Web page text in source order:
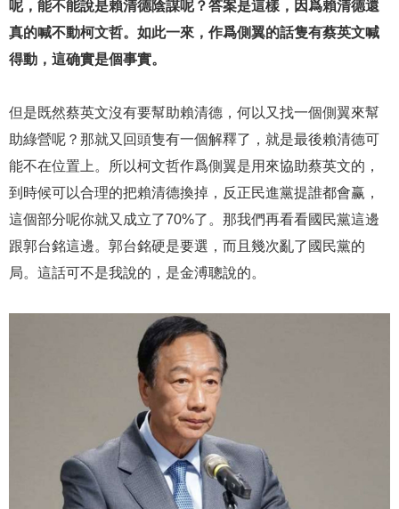
呢，能不能說是賴清德陰謀呢？答案是這樣，因爲賴清德還
真的喊不動柯文哲。如此一來，作爲側翼的話隻有蔡英文喊
得動，這确實是個事實。
但是既然蔡英文沒有要幫助賴清德，何以又找一個側翼來幫
助綠營呢？那就又回頭隻有一個解釋了，就是最後賴清德可
能不在位置上。所以柯文哲作爲側翼是用來協助蔡英文的，
到時候可以合理的把賴清德換掉，反正民進黨提誰都會赢，
這個部分呢你就又成立了70%了。那我們再看看國民黨這邊
跟郭台銘這邊。郭台銘硬是要選，而且幾次亂了國民黨的
局。這話可不是我說的，是金溥聰說的。